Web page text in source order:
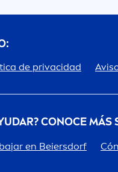
de privacidad
CONOCE MÁS
en Beiersdorf